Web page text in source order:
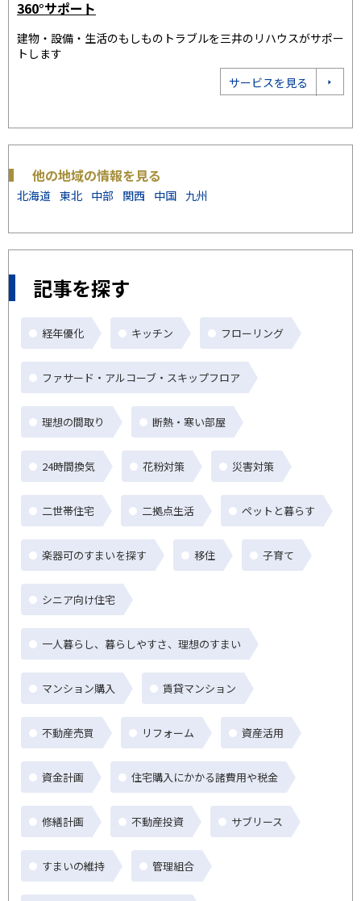
三井のリハウスがサポー「35年連続全国売買仲介取り扱いNo.1」の
他の地域の情報を見る
北海道 東北 中部 関西 中国 九州
記事を探す
経年優化 キッチン フローリング
ファサード・アルコーブ・スキップフロア
理想の間取り 断熱・寒い部屋
24時間換気 花粉対策 災害対策
二世帯住宅 二拠点生活 ペットと暮らす
楽器可のすまいを探す 移住 子育て
シニア向け住宅
一人暮らし、暮らしやすさ、理想のすまい
マンション購入 賃貸マンション
不動産売買 リフォーム 資産活用
資金計画 住宅購入にかかる諸費用や税金
修繕計画 不動産投資 サブリース
すまいの維持 管理組合